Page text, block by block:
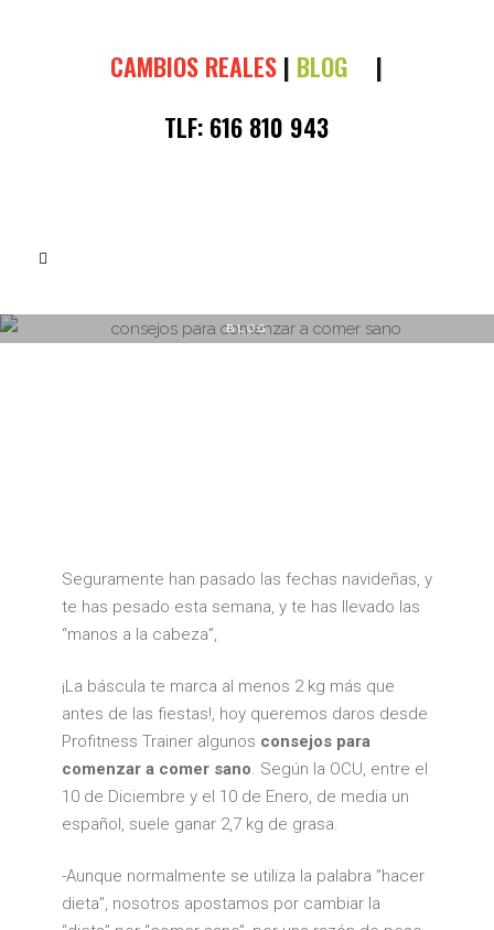
CAMBIOS REALES | BLOG
|
TLF: 616 810 943
BLOG
Seguramente han pasado las fechas navideñas, y
te has pesado esta semana, y te has llevado las
“manos a la cabeza”,
¡La báscula te marca al menos 2 kg más que
antes de las fiestas!, hoy queremos daros desde
Profitness Trainer algunos consejos para
comenzar a comer sano. Según la OCU, entre el
10 de Diciembre y el 10 de Enero, de media un
español, suele ganar 2,7 kg de grasa.
-Aunque normalmente se utiliza la palabra “hacer
dieta”, nosotros apostamos por cambiar la